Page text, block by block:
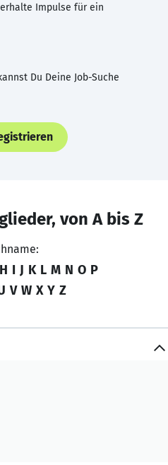
Impulse für ein
Du Deine Job-Suche
von A bis Z
H I J K L M N O P
V W X Y Z